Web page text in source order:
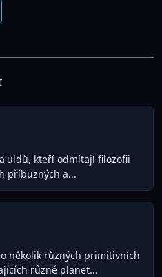
kteří odmítají filozofii
příbuzných a...
několik různých primitivních
různé planet...